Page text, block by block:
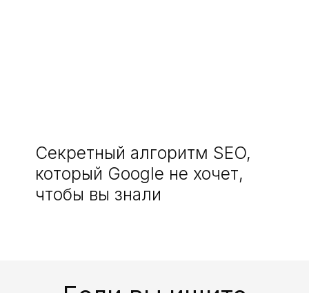
Секретный алгоритм SEO,
который Google не хочет,
чтобы вы знали